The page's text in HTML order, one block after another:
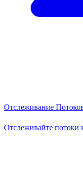
Отслеживание
Отслеживайте потоки